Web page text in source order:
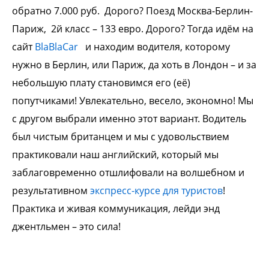
обратно 7.000 руб. Дорого? Поезд Москва-Берлин-
Париж, 2й класс – 133 евро. Дорого?Тогда идём на
сайтBlaBlaCar и находим водителя, которому
нужно в Берлин, или Париж, да хоть в Лондон – и за
небольшую плату становимся его (её)
попутчиками! Увлекательно, весело, экономно! Мы
с другом выбрали именно этот вариант. Водитель
был чистым британцем и мы с удовольствием
практиковали наш английский, который мы
заблаговременно отшлифовали на волшебном и
результативном экспресс-курсе для туристов!
Практика и живая коммуникация, лейди энд
джентльмен – это сила!